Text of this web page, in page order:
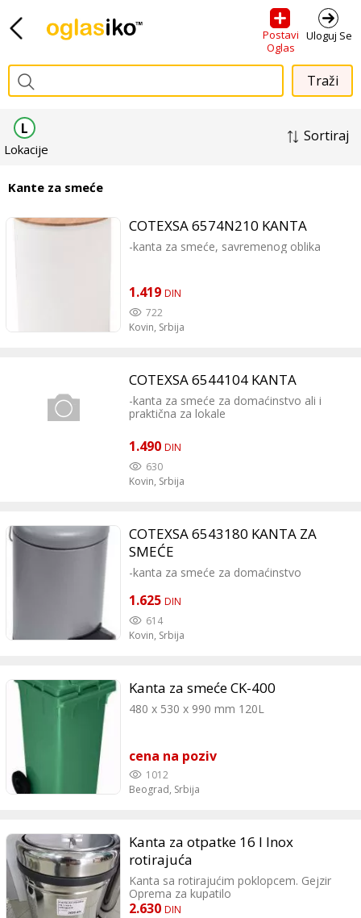
Postavi
Oglas
Uloguj Se
Sortiraj
L
Lokacije
Kante za smeće
COTEXSA 6574N210 KANTA
-kanta za smeće, savremenog oblika
1.419 DIN
722
Kovin, Srbija
COTEXSA 6544104 KANTA
-kanta za smeće za domaćinstvo ali i
praktična za lokale
1.490 DIN
630
Kovin, Srbija
COTEXSA 6543180 KANTA ZA
SMEĆE
-kanta za smeće za domaćinstvo
1.625 DIN
614
Kovin, Srbija
Kanta za smeće CK-400
480 x 530 x 990 mm 120L
cena na poziv
1012
Beograd, Srbija
Kanta za otpatke 16 l Inox
rotirajuća
Kanta sa rotirajućim poklopcem. Gejzir
Oprema za kupatilo
2.630 DIN